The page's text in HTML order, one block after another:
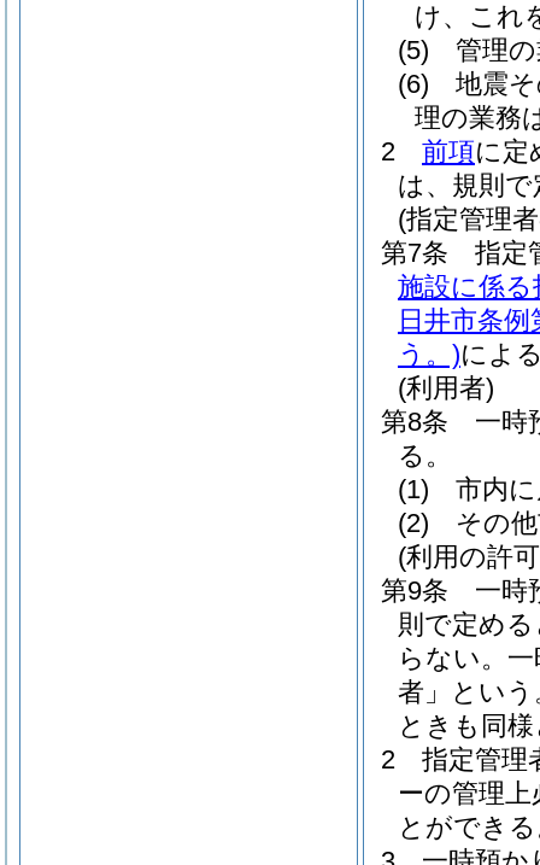
け、これ
(5)
管理
(6)
地震
理の業務
2
前項に定
は、規則
(指定管理
第7条
指定
施設に係
日井市条
う。)によ
(利用者)
第8条
一時
る。
(1)
市内
(2)
その
(利用の許
第9条
一時
則で定め
らない。
者」という
ときも同
2
指定管理
ーの管理
とができ